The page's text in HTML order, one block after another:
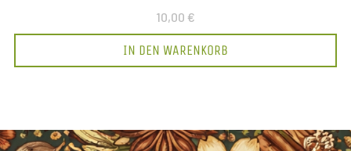
10,00 €
IN DEN WARENKORB